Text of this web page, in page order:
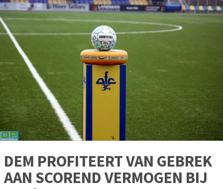
DEM PROFITEERT VAN GEBREK
AAN SCOREND VERMOGEN BIJ